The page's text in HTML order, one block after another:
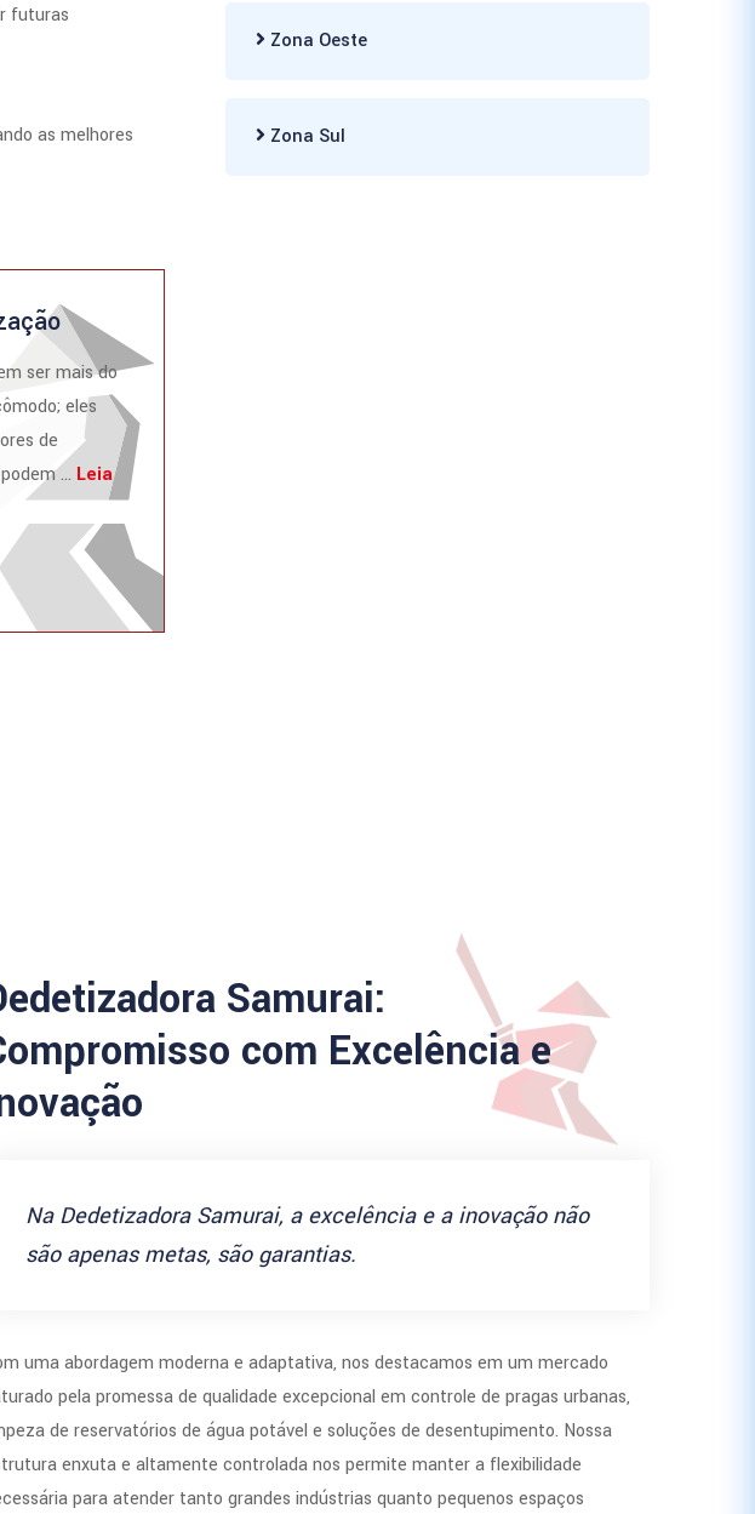
futuras
as melhores
ser mais do
eles
de
... Leia
Zona Oeste
Zona Sul
Samurai:
com Excelência e
Na Dedetizadora Samurai, a excelência e a inovação não
são apenas metas, são garantias.
uma abordagem moderna e adaptativa, nos destacamos em um mercado
pela promessa de qualidade excepcional em controle de pragas urbanas,
de reservatórios de água potável e soluções de desentupimento. Nossa
enxuta e altamente controlada nos permite manter a flexibilidade
para atender tanto grandes indústrias quanto pequenos espaços